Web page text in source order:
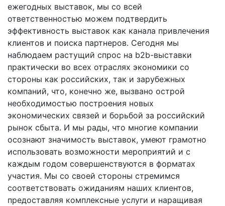
ежегодных выставок, мы со всей
ответственностью можем подтвердить
эффективность выставок как канала привлечения
клиентов и поиска партнеров. Сегодня мы
наблюдаем растущий спрос на b2b-выставки
практически во всех отраслях экономики со
стороны как российских, так и зарубежных
компаний, что, конечно же, вызвано острой
необходимостью построения новых
экономических связей и борьбой за российский
рынок сбыта. И мы рады, что многие компании
осознают значимость выставок, умеют грамотно
использовать возможности мероприятий и с
каждым годом совершенствуются в форматах
участия. Мы со своей стороны стремимся
соответствовать ожиданиям наших клиентов,
предоставляя комплексные услуги и наращивая